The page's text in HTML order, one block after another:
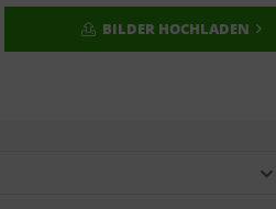
BILDER HOCHLADEN